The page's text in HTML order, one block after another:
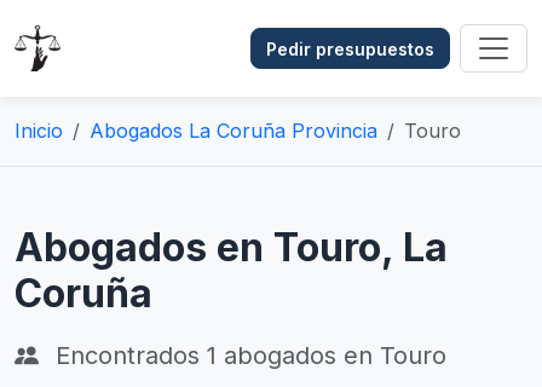
Pedir presupuestos
Inicio Abogados La Coruña Provincia Touro
Abogados en Touro, La
Coruña
Encontrados 1 abogados en Touro